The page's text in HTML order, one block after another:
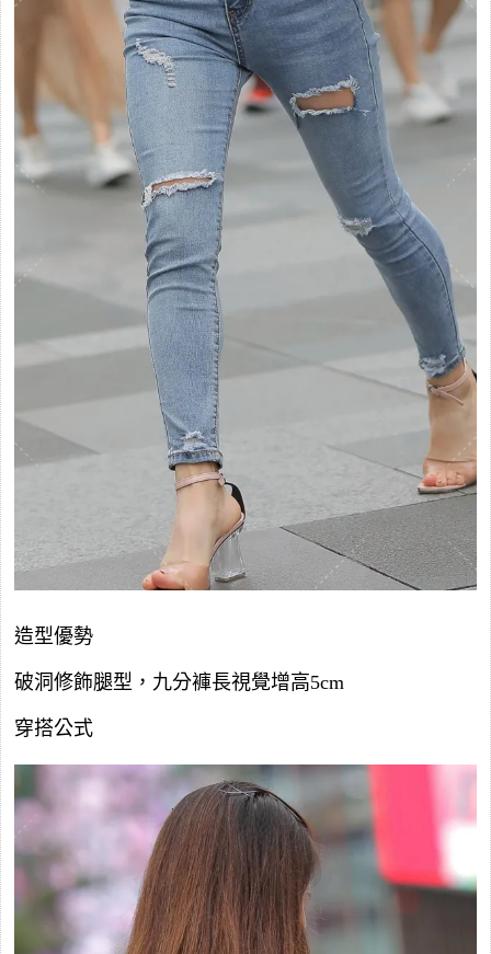
造型優勢
破洞修飾腿型，九分褲長視覺增高5cm
穿搭公式